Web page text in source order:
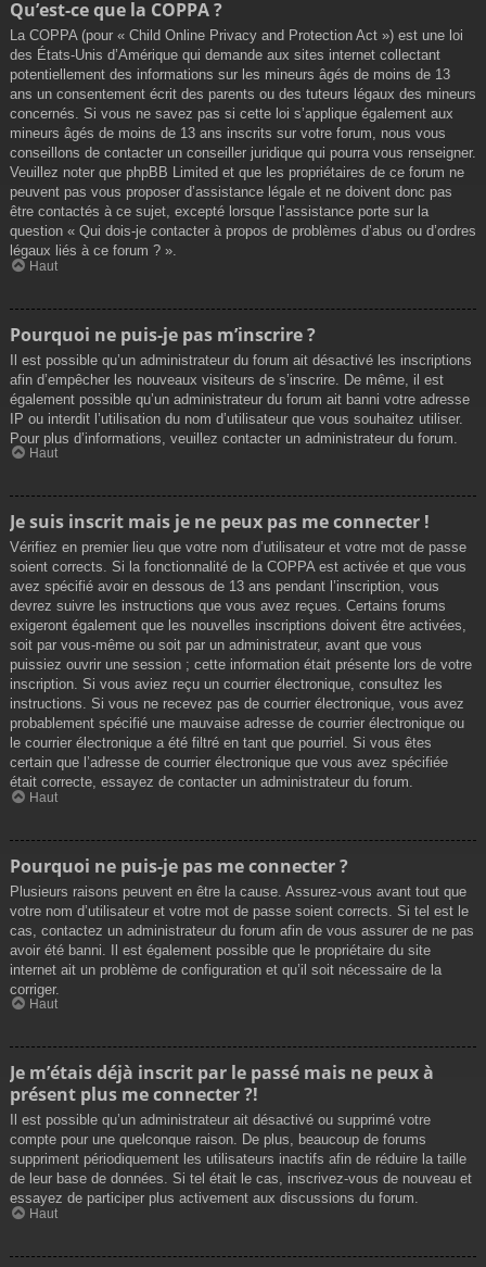
Qu’est-ce que la COPPA ?
La COPPA (pour « Child Online Privacy and Protection Act ») est une loi
des États-Unis d’Amérique qui demande aux sites internet collectant
potentiellement des informations sur les mineurs âgés de moins de 13
ans un consentement écrit des parents ou des tuteurs légaux des mineurs
concernés. Si vous ne savez pas si cette loi s’applique également aux
mineurs âgés de moins de 13 ans inscrits sur votre forum, nous vous
conseillons de contacter un conseiller juridique qui pourra vous renseigner.
Veuillez noter que phpBB Limited et que les propriétaires de ce forum ne
peuvent pas vous proposer d’assistance légale et ne doivent donc pas
être contactés à ce sujet, excepté lorsque l’assistance porte sur la
question « Qui dois-je contacter à propos de problèmes d’abus ou d’ordres
légaux liés à ce forum ? ».
Haut
Pourquoi ne puis-je pas m’inscrire ?
Il est possible qu’un administrateur du forum ait désactivé les inscriptions
afin d’empêcher les nouveaux visiteurs de s’inscrire. De même, il est
également possible qu’un administrateur du forum ait banni votre adresse
IP ou interdit l’utilisation du nom d’utilisateur que vous souhaitez utiliser.
Pour plus d’informations, veuillez contacter un administrateur du forum.
Haut
Je suis inscrit mais je ne peux pas me connecter !
Vérifiez en premier lieu que votre nom d’utilisateur et votre mot de passe
soient corrects. Si la fonctionnalité de la COPPA est activée et que vous
avez spécifié avoir en dessous de 13 ans pendant l’inscription, vous
devrez suivre les instructions que vous avez reçues. Certains forums
exigeront également que les nouvelles inscriptions doivent être activées,
soit par vous-même ou soit par un administrateur, avant que vous
puissiez ouvrir une session ; cette information était présente lors de votre
inscription. Si vous aviez reçu un courrier électronique, consultez les
instructions. Si vous ne recevez pas de courrier électronique, vous avez
probablement spécifié une mauvaise adresse de courrier électronique ou
le courrier électronique a été filtré en tant que pourriel. Si vous êtes
certain que l’adresse de courrier électronique que vous avez spécifiée
était correcte, essayez de contacter un administrateur du forum.
Haut
Pourquoi ne puis-je pas me connecter ?
Plusieurs raisons peuvent en être la cause. Assurez-vous avant tout que
votre nom d’utilisateur et votre mot de passe soient corrects. Si tel est le
cas, contactez un administrateur du forum afin de vous assurer de ne pas
avoir été banni. Il est également possible que le propriétaire du site
internet ait un problème de configuration et qu’il soit nécessaire de la
corriger.
Haut
Je m’étais déjà inscrit par le passé mais ne peux à
présent plus me connecter ?!
Il est possible qu’un administrateur ait désactivé ou supprimé votre
compte pour une quelconque raison. De plus, beaucoup de forums
suppriment périodiquement les utilisateurs inactifs afin de réduire la taille
de leur base de données. Si tel était le cas, inscrivez-vous de nouveau et
essayez de participer plus activement aux discussions du forum.
Haut